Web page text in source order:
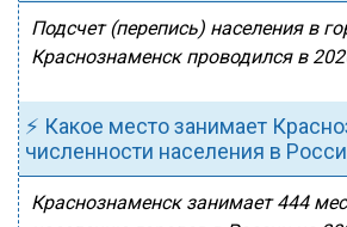
Подсчет (перепись) населения в
Краснознаменск проводился в
⚡ Какое место занимает
численности населения в
Краснознаменск занимает 444